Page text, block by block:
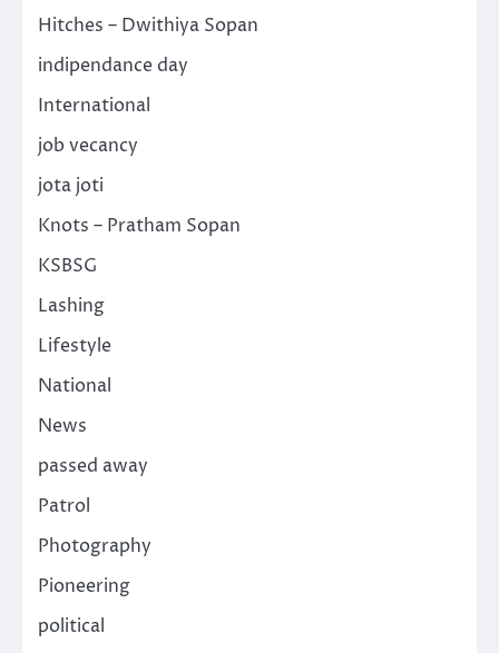
Hitches – Dwithiya Sopan
indipendance day
International
job vecancy
jota joti
Knots – Pratham Sopan
KSBSG
Lashing
Lifestyle
National
News
passed away
Patrol
Photography
Pioneering
political